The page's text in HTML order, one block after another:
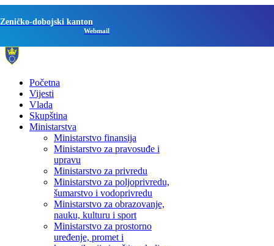
Zeničko-dobojski kanton
Webmail
Početna
Vijesti
Vlada
Skupština
Ministarstva
Ministarstvo finansija
Ministarstvo za pravosuđe i
upravu
Ministarstvo za privredu
Ministarstvo za poljoprivredu,
šumarstvo i vodoprivredu
Ministarstvo za obrazovanje,
nauku, kulturu i sport
Ministarstvo za prostorno
uređenje, promet i